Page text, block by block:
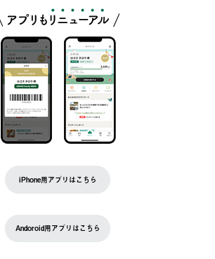
iPhone用アプリはこちら
Andoroid用アプリはこちら